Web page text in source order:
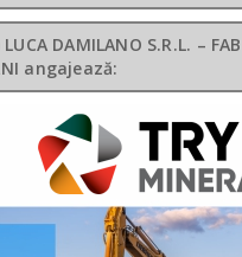
LUCA DAMILANO S.R.L. –
angajează: